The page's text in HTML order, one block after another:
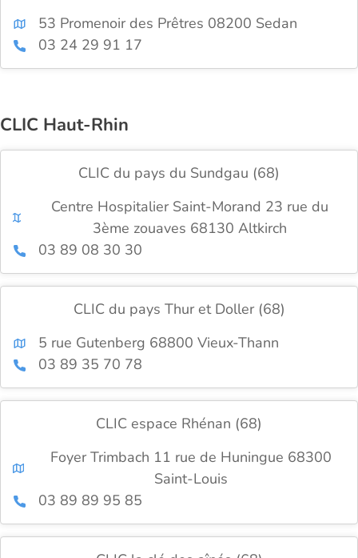
53 Promenoir des Prêtres 08200 Sedan
03 24 29 91 17
CLIC Haut-Rhin
CLIC du pays du Sundgau (68)
Centre Hospitalier Saint-Morand 23 rue du
3ème zouaves 68130 Altkirch
03 89 08 30 30
CLIC du pays Thur et Doller (68)
5 rue Gutenberg 68800 Vieux-Thann
03 89 35 70 78
CLIC espace Rhénan (68)
Foyer Trimbach 11 rue de Huningue 68300
Saint-Louis
03 89 89 95 85